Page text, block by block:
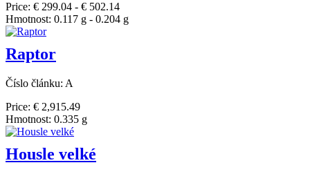
Price: € 299.04 - € 502.14
Hmotnost: 0.117 g - 0.204 g
Raptor
Číslo článku: A
Price: € 2,915.49
Hmotnost: 0.335 g
Housle velké